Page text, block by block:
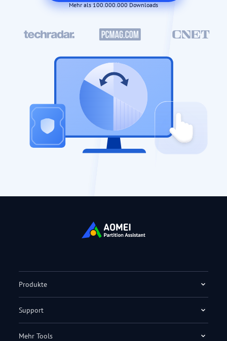
Mehr als 100.000.000 Downloads
Produkte
Support
Mehr Tools